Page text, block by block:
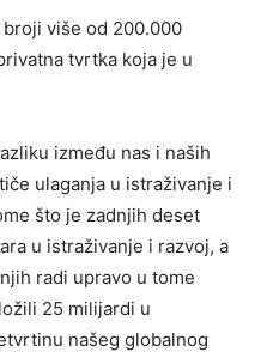
više od 200.000
tvrtka koja je u
između nas i naših
ulaganja u istraživanje i
što je zadnjih deset
u istraživanje i razvoj, a
radi upravo u tome
25 milijardi u
našeg globalnog